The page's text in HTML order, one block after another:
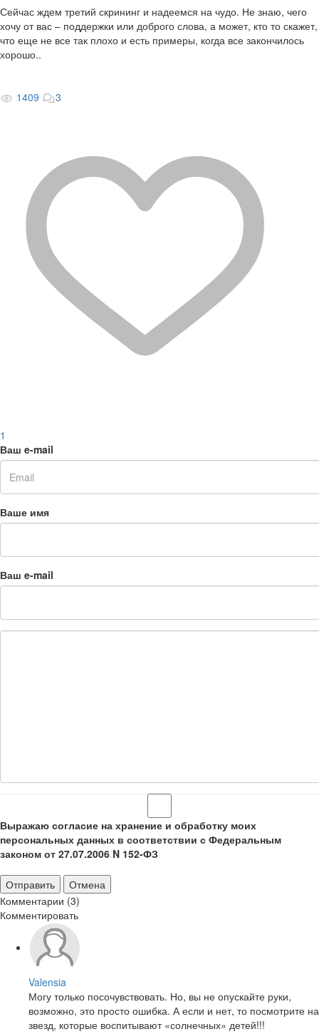
Сейчас ждем третий скрининг и надеемся на чудо. Не знаю, чего
хочу от вас – поддержки или доброго слова, а может, кто то скажет,
что еще не все так плохо и есть примеры, когда все закончилось
хорошо..
1409 3
1
Ваш e-mail
Ваше имя
Ваш e-mail
Выражаю согласие на хранение и обработку моих
персональных данных в соответствии с Федеральным
законом от 27.07.2006 N 152-ФЗ
Отправить
Отмена
Комментарии (3)
Комментировать
Valensia
Могу только посочувствовать. Но, вы не опускайте руки,
возможно, это просто ошибка. А если и нет, то посмотрите на
звезд, которые воспитывают «солнечных» детей!!!